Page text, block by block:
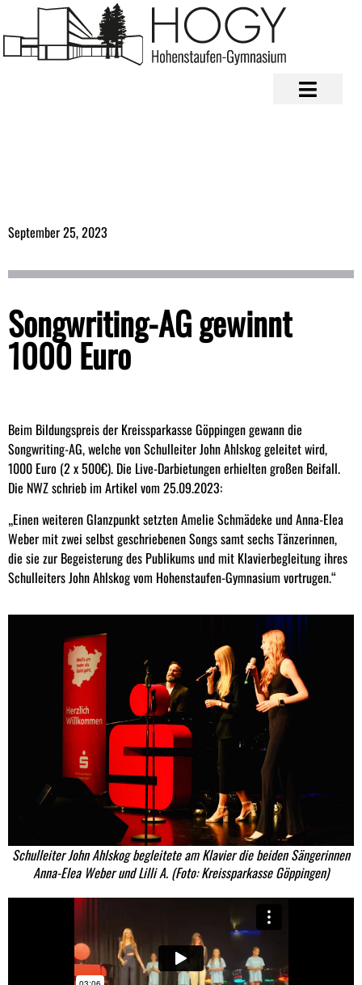
September 25, 2023
Songwriting-AG gewinnt
1000 Euro
Beim Bildungspreis der Kreissparkasse Göppingen gewann die
Songwriting-AG, welche von Schulleiter John Ahlskog geleitet wird,
1000 Euro (2 x 500€). Die Live-Darbietungen erhielten großen Beifall.
Die NWZ schrieb im Artikel vom 25.09.2023:
„Einen weiteren Glanzpunkt setzten Amelie Schmädeke und Anna-Elea
Weber mit zwei selbst geschriebenen Songs samt sechs Tänzerinnen,
die sie zur Begeisterung des Publikums und mit Klavierbegleitung ihres
Schulleiters John Ahlskog vom Hohenstaufen-Gymnasium vortrugen.“
Schulleiter John Ahlskog begleitete am Klavier die beiden Sängerinnen
Anna-Elea Weber und Lilli A. (Foto: Kreissparkasse Göppingen)